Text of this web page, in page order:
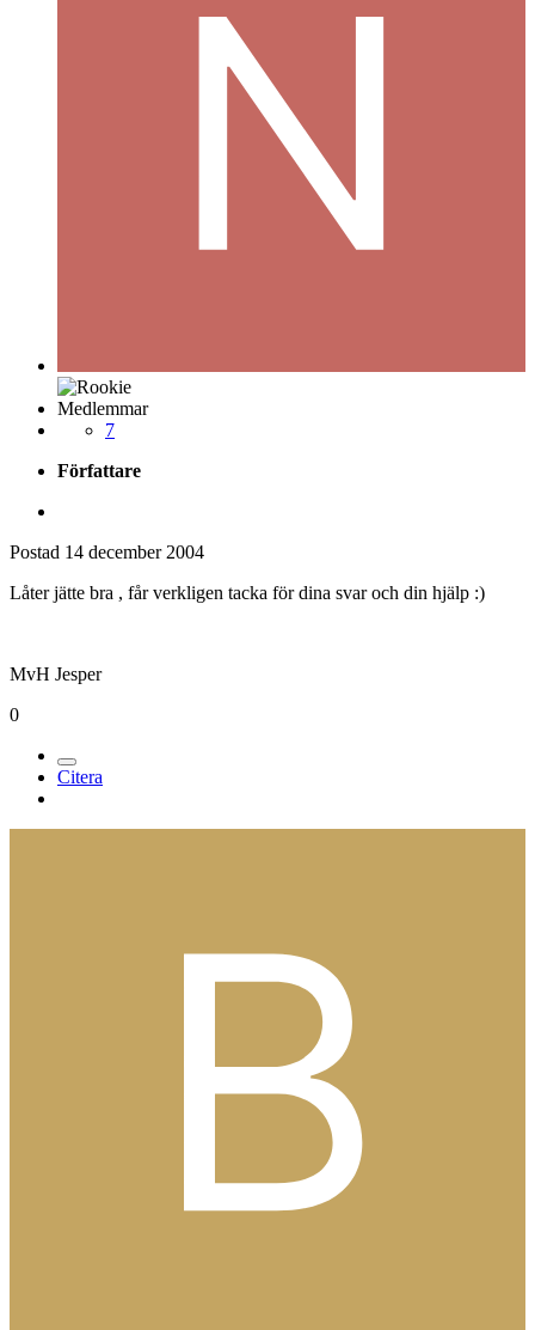
Medlemmar
7
Författare
Postad 14 december 2004
Låter jätte bra , får verkligen tacka för dina svar och din hjälp :)
MvH Jesper
0
Citera